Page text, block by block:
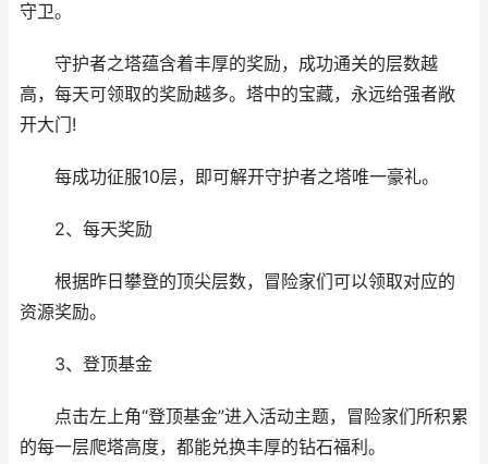
守卫。
守护者之塔蕴含着丰厚的奖励，成功通关的层数越
高，每天可领取的奖励越多。塔中的宝藏，永远给强者敞
开大门!
每成功征服10层，即可解开守护者之塔唯一豪礼。
2、每天奖励
根据昨日攀登的顶尖层数，冒险家们可以领取对应的
资源奖励。
3、登顶基金
点击左上角“登顶基金”进入活动主题，冒险家们所积累
的每一层爬塔高度，都能兑换丰厚的钻石福利。